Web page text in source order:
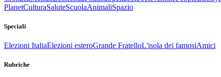
PlanetCulturaSaluteScuolaAnimaliSpazio
Speciali
Elezioni ItaliaElezioni esteroGrande FratelloL'isola dei famosiAmici
Rubriche